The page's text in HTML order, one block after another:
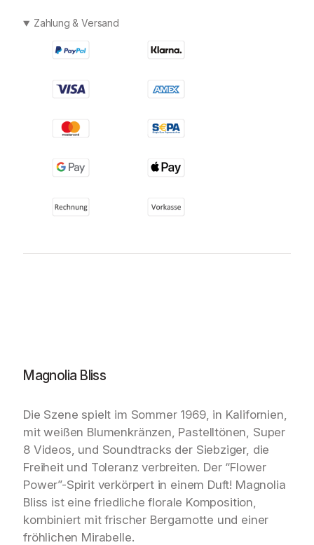
Zahlung & Versand
Magnolia Bliss
Die Szene spielt im Sommer 1969, in Kalifornien,
mit weißen Blumenkränzen, Pastelltönen, Super
8 Videos, und Soundtracks der Siebziger, die
Freiheit und Toleranz verbreiten. Der “Flower
Power”-Spirit verkörpert in einem Duft! Magnolia
Bliss ist eine friedliche florale Komposition,
kombiniert mit frischer Bergamotte und einer
fröhlichen Mirabelle.